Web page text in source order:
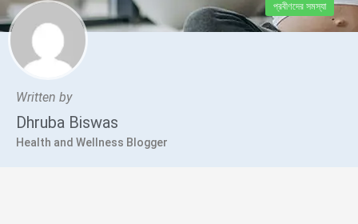
প্রবীণদের সমস্যা
Written by
Dhruba Biswas
Health and Wellness Blogger